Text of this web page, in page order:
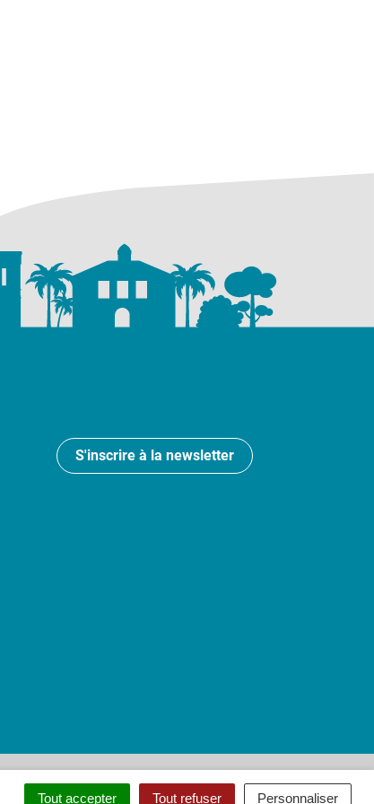
Tout accepter Tout refuser Personnaliser
S'inscrire à la newsletter